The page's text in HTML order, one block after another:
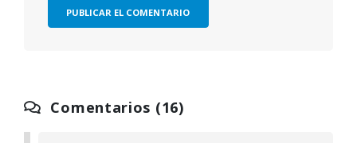
Comentarios (16)